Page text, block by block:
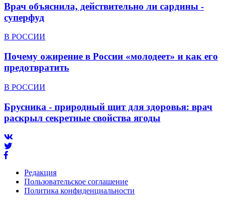
Врач объяснила, действительно ли сардины -
суперфуд
В РОССИИ
Почему ожирение в России «молодеет» и как его
предотвратить
В РОССИИ
Брусника - природный щит для здоровья: врач
раскрыл секретные свойства ягоды
Редакция
Пользовательское соглашение
Политика конфиденциальности